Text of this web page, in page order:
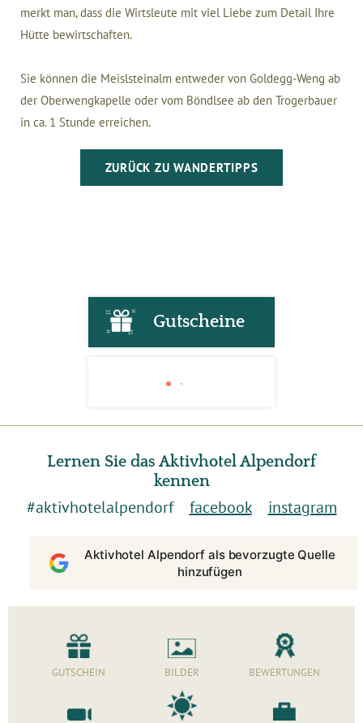
merkt man, dass die Wirtsleute mit viel Liebe zum Detail Ihre
Hütte bewirtschaften.
Sie können die Meislsteinalm entweder von Goldegg-Weng ab
der Oberwengkapelle oder vom Böndlsee ab den Trogerbauer
in ca. 1 Stunde erreichen.
ZURÜCK ZU WANDERTIPPS
Gutscheine
Lernen Sie das Aktivhotel Alpendorf
kennen
#aktivhotelalpendorf facebook instagram
Aktivhotel Alpendorf als bevorzugte Quelle
hinzufügen
GUTSCHEIN BILDER BEWERTUNGEN